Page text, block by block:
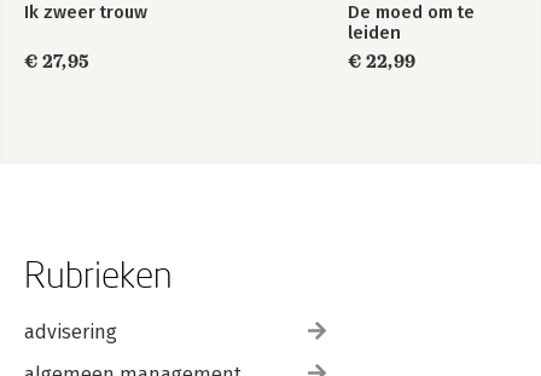
Ik zweer trouw
€ 27,95
De moed om te
leiden
€ 22,99
Rubrieken
advisering